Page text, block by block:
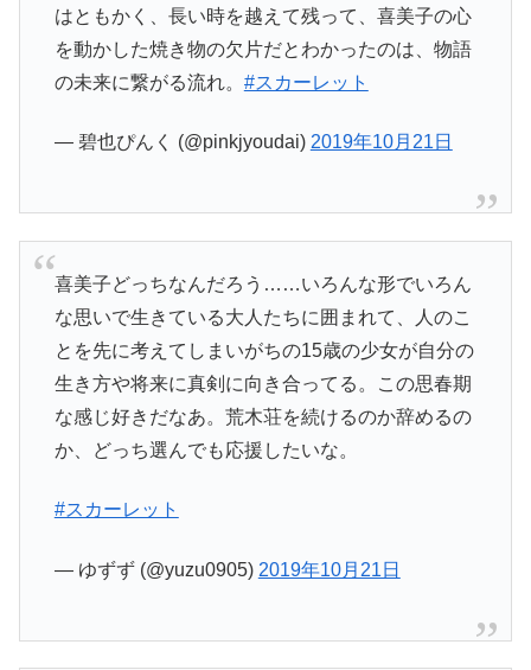
はともかく、長い時を越えて残って、喜美子の心
を動かした焼き物の欠片だとわかったのは、物語
の未来に繋がる流れ。 #スカーレット
— 碧也ぴんく (@pinkjyoudai) 2019年10月21日
喜美子どっちなんだろう……いろんな形でいろん
な思いで生きている大人たちに囲まれて、人のこ
とを先に考えてしまいがちの15歳の少女が自分の
生き方や将来に真剣に向き合ってる。この思春期
な感じ好きだなあ。荒木荘を続けるのか辞めるの
か、どっち選んでも応援したいな。
#スカーレット
— ゆずず (@yuzu0905) 2019年10月21日